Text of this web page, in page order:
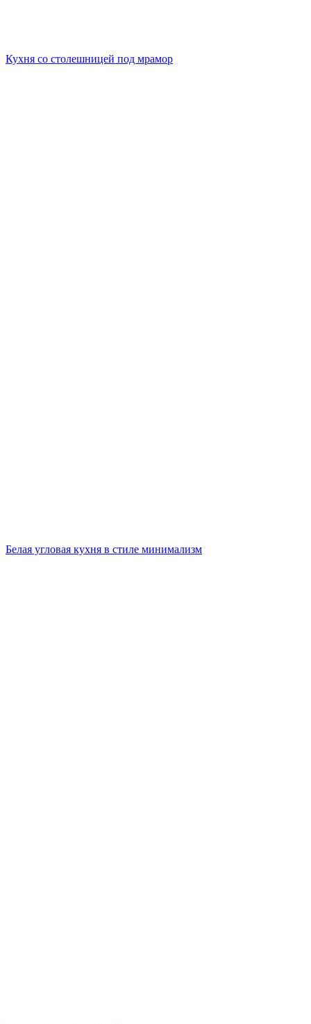
Кухня со столешницей под мрамор
Белая угловая кухня в стиле минимализм